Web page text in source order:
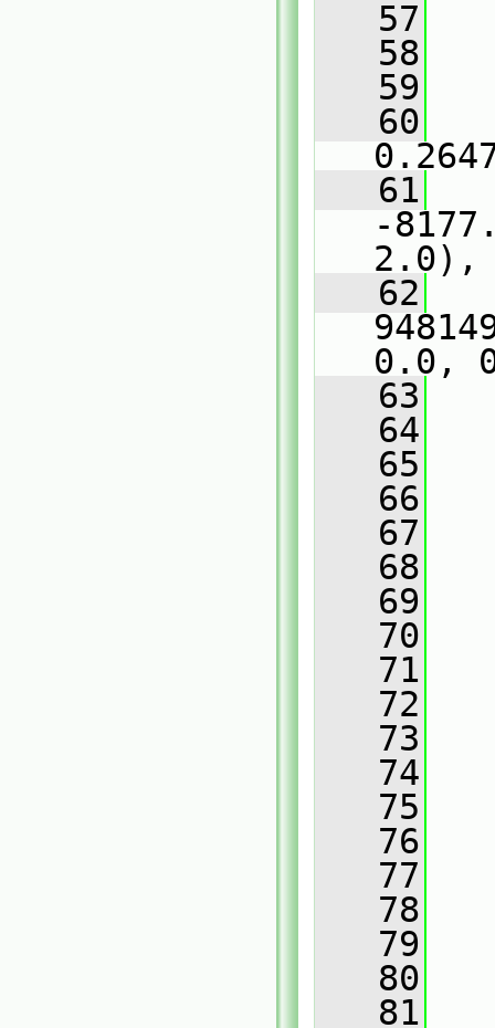
   57
   58
   59
   60
   61
-
2.0),
   62
0.0,
   63
   64
   65
   66
   67
   68
   69
   70
   71
   72
   73
   74
   75
   76
   77
   78
   79
   80
   81